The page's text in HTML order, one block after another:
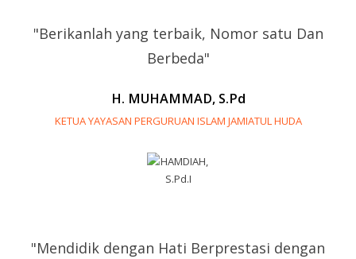
"Berikanlah yang terbaik, Nomor satu Dan
Berbeda"
H. MUHAMMAD, S.Pd
KETUA YAYASAN PERGURUAN ISLAM JAMIATUL HUDA
"Mendidik dengan Hati Berprestasi dengan